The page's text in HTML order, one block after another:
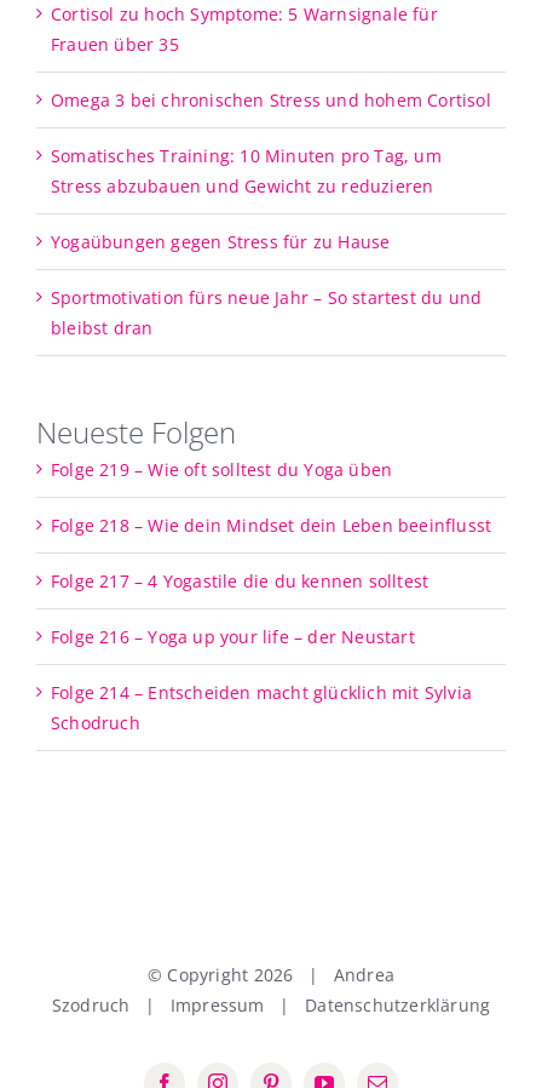
Cortisol zu hoch Symptome: 5 Warnsignale für
Frauen über 35
Omega 3 bei chronischen Stress und hohem Cortisol
Somatisches Training: 10 Minuten pro Tag, um
Stress abzubauen und Gewicht zu reduzieren
Yogaübungen gegen Stress für zu Hause
Sportmotivation fürs neue Jahr – So startest du und
bleibst dran
Neueste Folgen
Folge 219 – Wie oft solltest du Yoga üben
Folge 218 – Wie dein Mindset dein Leben beeinflusst
Folge 217 – 4 Yogastile die du kennen solltest
Folge 216 – Yoga up your life – der Neustart
Folge 214 – Entscheiden macht glücklich mit Sylvia
Schodruch
© Copyright 2026 | Andrea
Szodruch | Impressum | Datenschutzerklärung